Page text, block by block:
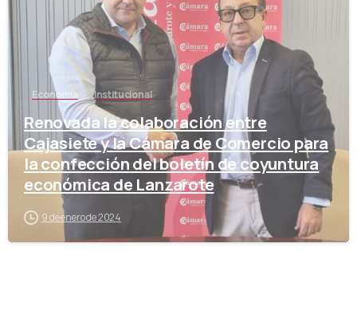
Economía Institucional
Renovada la colaboración entre
Cajasiete y la Cámara de Comercio para
la confección del boletín de coyuntura
económica de Lanzarote
9 de enero de 2024